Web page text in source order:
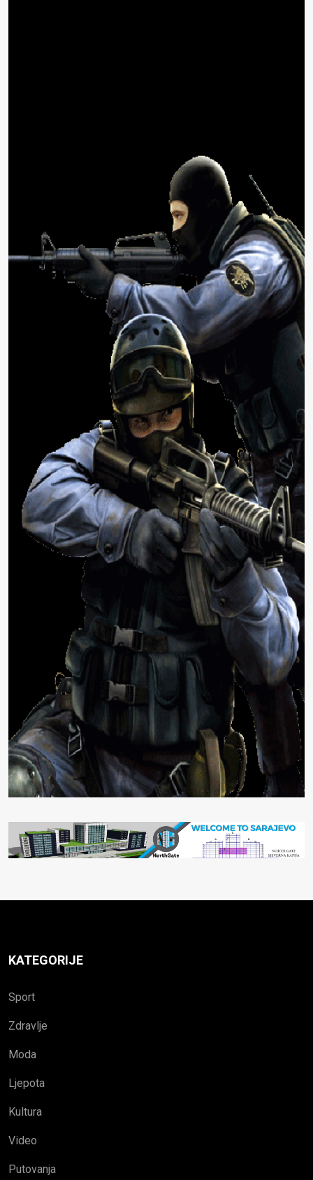
KATEGORIJE
Sport
Zdravlje
Moda
Ljepota
Kultura
Video
Putovanja